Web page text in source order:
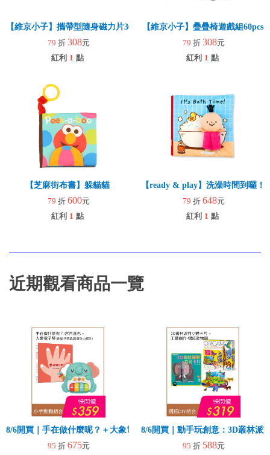
【維京小子】攜帶型隨身磁力片30pcs
79 折 308元
紅利 1 點
【維京小子】疊疊椅遊戲組60pcs
79 折 308元
紅利 1 點
【芝麻街布書】躲貓貓
79 折 600元
紅利 1 點
【ready & play】洗澡時間到囉！
79 折 648元
紅利 1 點
近期觀看商品一覽
8/6開買｜手在做什麼呢？＋大象電子琴
95 折 675元
8/6開買｜動手玩創意：3D叢林派
95 折 588元